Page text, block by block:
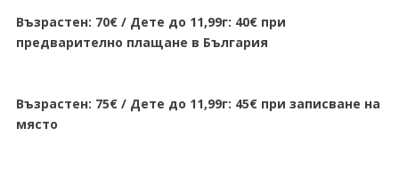
Възрастен: 70€ / Дете до 11,99г: 40€ при
предварително плащане в България
Възрастен: 75€ / Дете до 11,99г: 45€ при записване на
място